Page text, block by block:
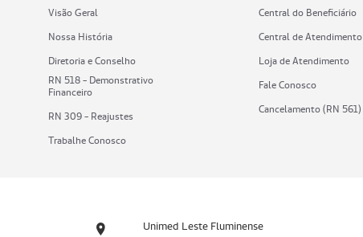
Visão Geral
Nossa História
Diretoria e Conselho
RN 518 - Demonstrativo
Financeiro
RN 309 - Reajustes
Trabalhe Conosco
Central do Beneficiário
Central de Atendimento
Loja de Atendimento
Fale Conosco
Cancelamento (RN 561)
Unimed Leste Fluminense